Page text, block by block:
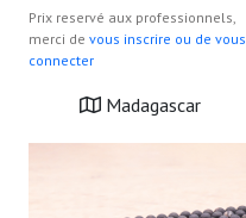
Prix reservé aux professionnels,
merci de vous inscrire ou de vous
connecter
Madagascar